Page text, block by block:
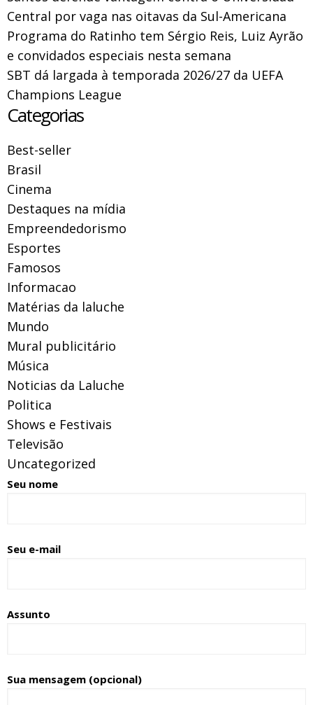
Central por vaga nas oitavas da Sul-Americana
Programa do Ratinho tem Sérgio Reis, Luiz Ayrão
e convidados especiais nesta semana
SBT dá largada à temporada 2026/27 da UEFA
Champions League
Categorias
Best-seller
Brasil
Cinema
Destaques na mídia
Empreendedorismo
Esportes
Famosos
Informacao
Matérias da laluche
Mundo
Mural publicitário
Música
Noticias da Laluche
Politica
Shows e Festivais
Televisão
Uncategorized
Seu nome
Seu e-mail
Assunto
Sua mensagem (opcional)